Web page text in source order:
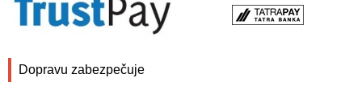
Dopravu zabezpečuje